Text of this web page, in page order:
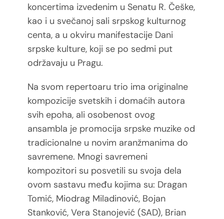
koncertima izvedenim u Senatu R. Češke,
kao i u svečanoj sali srpskog kulturnog
centa, a u okviru manifestacije Dani
srpske kulture, koji se po sedmi put
održavaju u Pragu.
Na svom repertoaru trio ima originalne
kompozicije svetskih i domaćih autora
svih epoha, ali osobenost ovog
ansambla je promocija srpske muzike od
tradicionalne u novim aranžmanima do
savremene. Mnogi savremeni
kompozitori su posvetili su svoja dela
ovom sastavu među kojima su: Dragan
Tomić, Miodrag Miladinović, Bojan
Stanković, Vera Stanojević (SAD), Brian